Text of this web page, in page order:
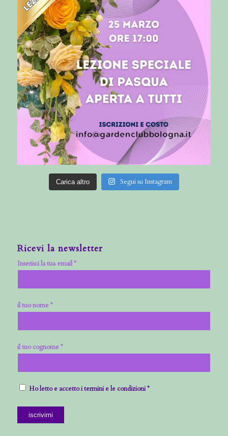
Carica altro Segui su Instagram
Ricevi la newsletter
Inserisci la tua email *
il tuo nome *
il tuo cognome *
Ho letto e accetto i termini e le condizioni *